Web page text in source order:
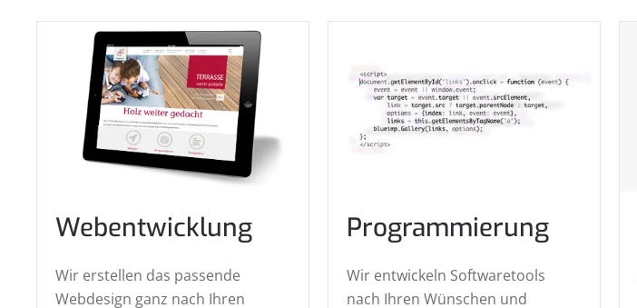
Webentwicklung
Wir erstellen das passende
Webdesign ganz nach Ihren
Programmierung
Wir entwickeln Softwaretools
nach Ihren Wünschen und